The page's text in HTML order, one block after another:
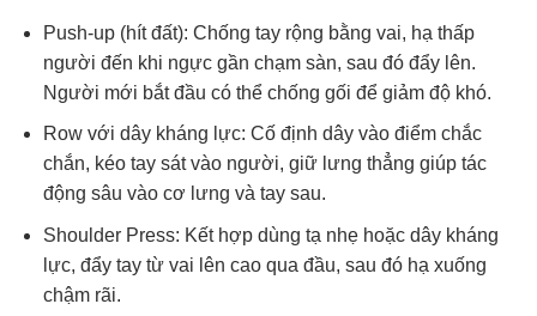
Push-up (hít đất): Chống tay rộng bằng vai, hạ thấp
người đến khi ngực gần chạm sàn, sau đó đẩy lên.
Người mới bắt đầu có thể chống gối để giảm độ khó.
Row với dây kháng lực: Cố định dây vào điểm chắc
chắn, kéo tay sát vào người, giữ lưng thẳng giúp tác
động sâu vào cơ lưng và tay sau.
Shoulder Press: Kết hợp dùng tạ nhẹ hoặc dây kháng
lực, đẩy tay từ vai lên cao qua đầu, sau đó hạ xuống
chậm rãi.